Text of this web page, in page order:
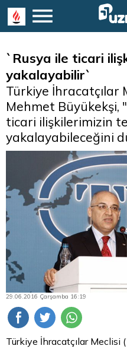
`Rusya ile ticari
yakalayabilir`
Türkiye İhracatçılar
Mehmet Büyükekşi,
ticari ilişkilerimizin
yakalayabileceğini
29.06.2016 Çarşamba 16:19
Türkiye İhracatçılar Meclisi